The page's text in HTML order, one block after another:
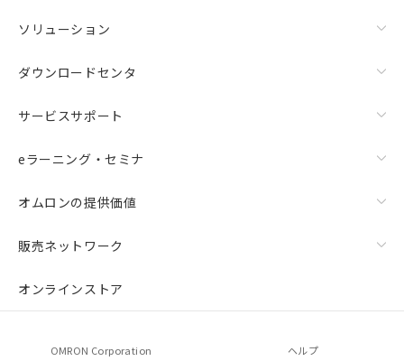
ソリューション
ダウンロードセンタ
サービスサポート
eラーニング・セミナ
オムロンの提供価値
販売ネットワーク
オンラインストア
OMRON Corporation ヘルプ